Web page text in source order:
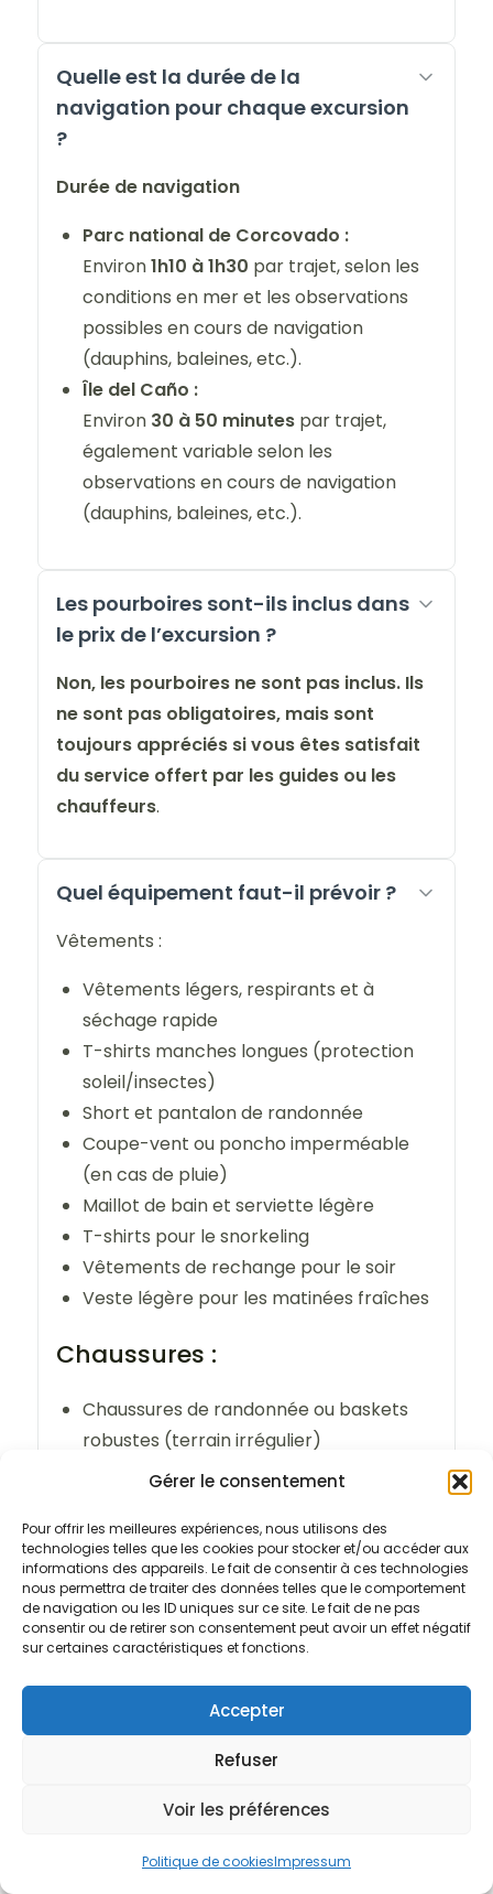
Gérer le consentement
Pour offrir les meilleures expériences, nous utilisons des
technologies telles que les cookies pour stocker et/ou accéder aux
informations des appareils. Le fait de consentir à ces technologies
nous permettra de traiter des données telles que le comportement
de navigation ou les ID uniques sur ce site. Le fait de ne pas
consentir ou de retirer son consentement peut avoir un effet négatif
sur certaines caractéristiques et fonctions.
Accepter
Refuser
Voir les préférences
Politique de cookiesImpressum
Quelle est la durée de la
navigation pour chaque excursion
?
Durée de navigation
Parc national de Corcovado :
Environ1h10 à 1h30 par trajet, selon les
conditions en mer et les observations
possibles en cours de navigation
(dauphins, baleines, etc.).
Île del Caño :
Environ 30 à 50 minutes par trajet,
également variable selon les
observations en cours de navigation
(dauphins, baleines, etc.).
Les pourboires sont-ils inclus dans
le prix de l’excursion ?
Non, les pourboires ne sont pas inclus. Ils
ne sont pas obligatoires, mais sont
toujours appréciés si vous êtes satisfait
du service offert par les guides ou les
chauffeurs.
Quel équipement faut-il prévoir ?
Vêtements :
Vêtements légers, respirants et à
séchage rapide
T-shirts manches longues (protection
soleil/insectes)
Short et pantalon de randonnée
Coupe-vent ou poncho imperméable
(en cas de pluie)
Maillot de bain et serviette légère
T-shirts pour le snorkeling
Vêtements de rechange pour le soir
Veste légère pour les matinées fraîches
Chaussures :
Chaussures de randonnée ou baskets
robustes (terrain irrégulier)
Sandales ou tongs pour le campement
Accessoires :
Casquette ou chapeau
Lunettes de soleil (avec cordon si
Crème solaire biodégradable
Répulsif anti-moustiques (de préférence
naturel ou sans DEET si baignade
Lampe frontale (avec piles de
Afficher les prix
/ Chambre double (Équipage AF)
Vérifier la disponibilité
Besoin d'aide pour la réservation ?Envoyez-nous un message